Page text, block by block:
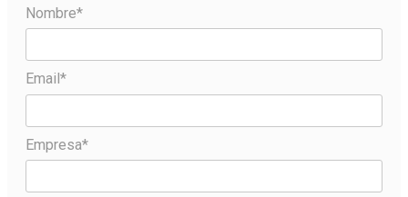
Nombre*
Email*
Empresa*